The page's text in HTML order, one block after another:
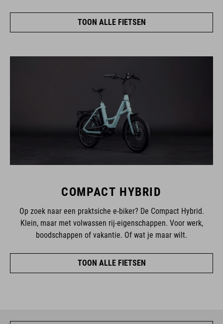
TOON ALLE FIETSEN
COMPACT HYBRID
Op zoek naar een praktsiche e-biker? De Compact Hybrid.
Klein, maar met volwassen rij-eigenschappen. Voor werk,
boodschappen of vakantie. Of wat je maar wilt.
TOON ALLE FIETSEN